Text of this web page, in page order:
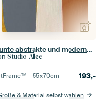
Bunte abstrakte und moderne Formen
Studio Allee
–55×70cm 193,-
& Material selbst wählen